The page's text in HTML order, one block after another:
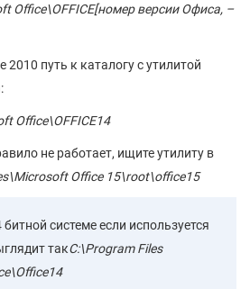
Office\OFFICE[номер версии Офиса, –
2010 путь к каталогу с утилитой
Office\OFFICE14
не работает, ищите утилиту в
Office 15\root\office15
битной системе если используется
такC:\Program Files